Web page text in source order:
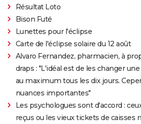
Résultat Loto
Bison Futé
Lunettes pour l'éclipse
Carte de l'éclipse solaire du 12 août
Alvaro Fernandez, pharmacien, à
draps : "L'idéal est de les changer
au maximum tous les dix jours.
nuances importantes"
Les psychologues sont d'accord :
reçus ou les vieux tickets de caisses